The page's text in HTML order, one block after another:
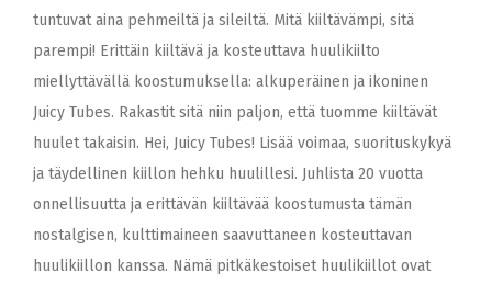
tuntuvat aina pehmeiltä ja sileiltä. Mitä kiiltävämpi, sitä
parempi! Erittäin kiiltävä ja kosteuttava huulikiilto
miellyttävällä koostumuksella: alkuperäinen ja ikoninen
Juicy Tubes. Rakastit sitä niin paljon, että tuomme kiiltävät
huulet takaisin. Hei, Juicy Tubes! Lisää voimaa, suorituskykyä
ja täydellinen kiillon hehku huulillesi. Juhlista 20 vuotta
onnellisuutta ja erittävän kiiltävää koostumusta tämän
nostalgisen, kulttimaineen saavuttaneen kosteuttavan
huulikiillon kanssa. Nämä pitkäkestoiset huulikiillot ovat